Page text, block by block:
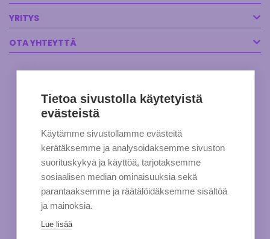
YRITYS
OTA YHTEYTTÄ
Tietoa sivustolla käytetyistä
evästeistä
Käytämme sivustollamme evästeitä
kerätäksemme ja analysoidaksemme sivuston
suorituskykyä ja käyttöä, tarjotaksemme
sosiaalisen median ominaisuuksia sekä
parantaaksemme ja räätälöidäksemme sisältöä
ja mainoksia.
Lue lisää